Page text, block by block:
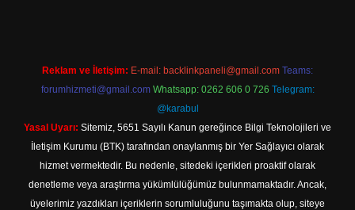
Reklam ve İletişim: E-mail: backlinkpaneli@gmail.com Teams:
forumhizmeti@gmail.com Whatsapp: 0262 606 0 726 Telegram:
@karabul
Yasal Uyarı: Sitemiz, 5651 Sayılı Kanun gereğince Bilgi Teknolojileri ve
İletişim Kurumu (BTK) tarafından onaylanmış bir Yer Sağlayıcı olarak
hizmet vermektedir. Bu nedenle, sitedeki içerikleri proaktif olarak
denetleme veya araştırma yükümlülüğümüz bulunmamaktadır. Ancak,
üyelerimiz yazdıkları içeriklerin sorumluluğunu taşımakta olup, siteye